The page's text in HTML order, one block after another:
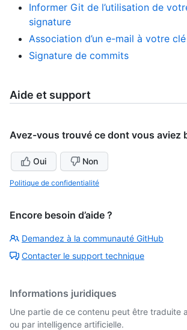
Informer Git de l’utilisation de
signature
Association d’un e-mail à votre clé
Signature de commits
Aide et support
Avez-vous trouvé ce dont vous aviez
Oui Non
Politique de confidentialité
Encore besoin d’aide ?
Demandez à la communauté GitHub
Contacter le support technique
Informations juridiques
Une partie de ce contenu peut être traduite
ou par intelligence artificielle.